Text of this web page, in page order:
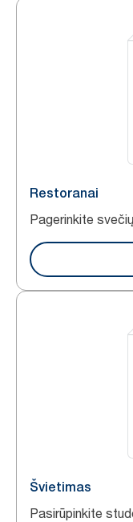
Restoranai
Pagerinkite
Švietimas
Pasirūpinkite